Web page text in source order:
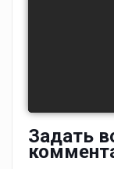
Задать